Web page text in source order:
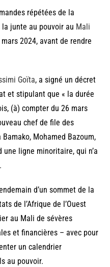
répétées de la
la junte au pouvoir au Mali
2024, avant de rendre
Goïta, a signé un décret
et stipulant que « la durée
(à) compter du 26 mars
chef de file des
Mohamed Bazoum,
une ligne minoritaire, qui n’a
d’un sommet de la
de l’Afrique de l’Ouest
au Mali de sévères
et financières – avec pour
un calendrier
au pouvoir.